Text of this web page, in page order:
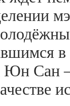
Юн Сан